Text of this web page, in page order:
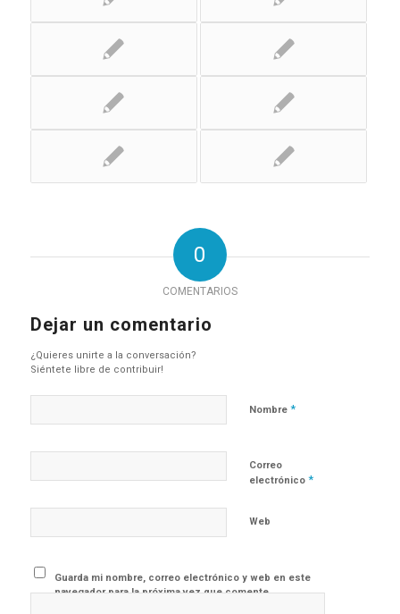
0
COMENTARIOS
Dejar un comentario
¿Quieres unirte a la conversación?
Siéntete libre de contribuir!
Nombre *
Correo
electrónico *
Web
Guarda mi nombre, correo electrónico y web en este
navegador para la próxima vez que comente.